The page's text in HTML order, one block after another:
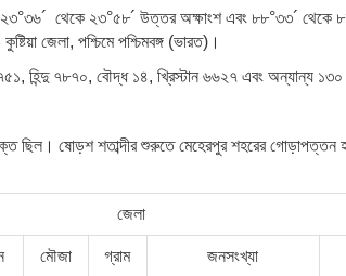
থেকে ২৩°৫৮´ উত্তর অক্ষাংশ এবং ৮৮°৩৩´ থেকে
জেলা, পশ্চিমে পশ্চিমবঙ্গ (ভারত)।
৭৮৭০, বৌদ্ধ ১৪, খ্রিস্টান ৬৬২৭ এবং অন্যান্য
ছিল। ষোড়শ শতাব্দীর শুরুতে মেহেরপুর শহরের
জেলা
মৌজা গ্রাম জনসংখ্যা